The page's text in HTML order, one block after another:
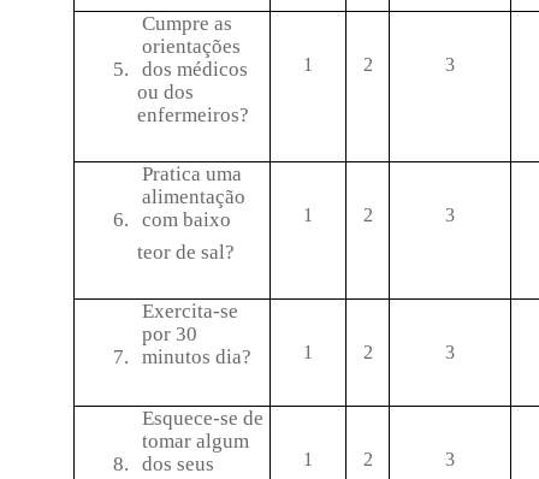
5.
Cumpre as
orientações
dos médicos
1 2 3
ou dos
enfermeiros?
6.
Pratica uma
alimentação
com baixo
1 2 3
teor de sal?
7.
Exercita-se
por 30
minutos dia?
1 2 3
8.
Esquece-se de
tomar algum
dos seus
1 2 3